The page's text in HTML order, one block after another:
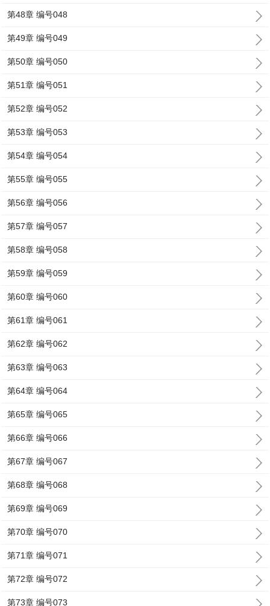
第48章 编号048
第49章 编号049
第50章 编号050
第51章 编号051
第52章 编号052
第53章 编号053
第54章 编号054
第55章 编号055
第56章 编号056
第57章 编号057
第58章 编号058
第59章 编号059
第60章 编号060
第61章 编号061
第62章 编号062
第63章 编号063
第64章 编号064
第65章 编号065
第66章 编号066
第67章 编号067
第68章 编号068
第69章 编号069
第70章 编号070
第71章 编号071
第72章 编号072
第73章 编号073